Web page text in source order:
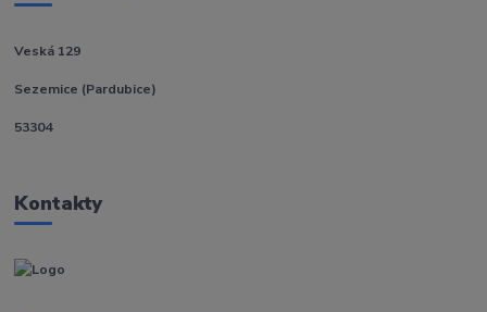
Veská 129
Sezemice (Pardubice)
53304
Kontakty